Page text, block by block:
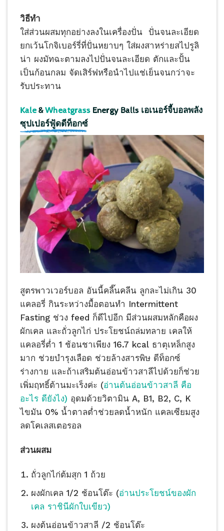
วิธีทำ
ใส่ส่วนผสมทุกอย่างลงในเครื่องปั่น ปั่นจนละเอียด
ยกเว้นโกจิเบอร์รี่ที่ปั่นหยาบๆ ใส่ผงสาหร่ายสไปรูลิ
น่า ผงมัทฉะตามลงไปปั่นจนละเอียด ตักและปั้น
เป็นก้อนกลม จัดเสิร์ฟหรือนำไปแช่เย็นจนกว่าจะ
รับประทาน
Kale&Wheatgrass Energy Balls เอเนอร์จี้บอลพลัง
ซุปเปอร์ฟู้ดดีท็อกซ์
สูตรพาวเวอร์บอล อันนี้คลี๊นคลีน ลูกละไม่เกิน 30
แคลอรี่ กินระหว่างมื้อตอนทำ Intermittent
Fasting ช่วง feed ก็ดีไปอีก มีส่วนผสมหลักคือผง
ผักเคล และถั่วลูกไก่ ประโยชน์ถล่มทลาย เคลให้
แคลอรี่ต่ำ 1 ช้อนชาเพียง 16.7 kcal ธาตุเหล็กสูง
มาก ช่วยบำรุงเลือด ช่วยล้างสารพิษ ดีท็อกซ์
ร่างกาย และถ้าเสริมต้นอ่อนข้าวสาลีไปด้วยก็ช่วย
เพิ่มฤทธิ์ต้านมะเร็งค่ะ (อ่านต้นอ่อนข้าวสาลี คือ
อะไร ดียังไง) อุดมด้วยวิตามิน A, B1, B2, C, K
ไขมัน 0% น้ำตาลต่ำช่วยลดน้ำหนัก แคลเซียมสูง
ลดโคเลสเตอรอล
ส่วนผสม
ถั่วลูกไก่ต้มสุก 1 ถ้วย
ผงผักเคล 1/2 ช้อนโต๊ะ (อ่านประโยชน์ของผัก
เคล ราชินีผักใบเขียว)
ผงต้นอ่อนข้าวสาลี /2 ช้อนโต๊ะ